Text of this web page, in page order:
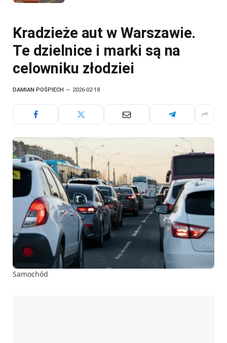
Kradzieże aut w Warszawie.
Te dzielnice i marki są na
celowniku złodziei
DAMIAN POŚPIECH 2026-02-18
Samochód